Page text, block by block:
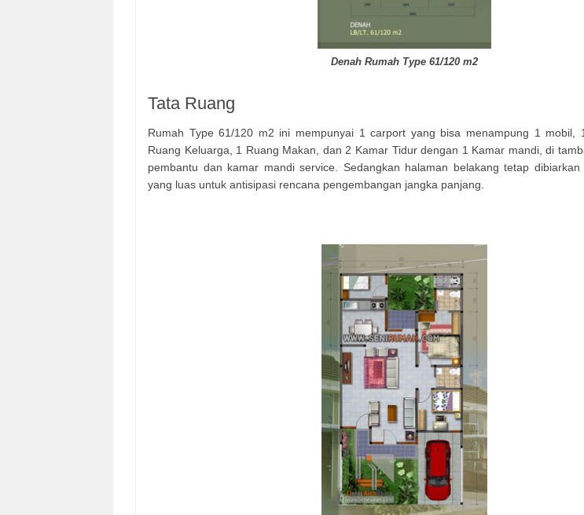
Denah Rumah Type 61/120 m2
Tata Ruang
Rumah Type 61/120 m2 ini mempunyai 1 carport yang bisa menampung 1 mobil,
Ruang Keluarga, 1 Ruang Makan, dan 2 Kamar Tidur dengan 1 Kamar mandi, di
pembantu dan kamar mandi service. Sedangkan halaman belakang tetap dibiarkan
yang luas untuk antisipasi rencana pengembangan jangka panjang.